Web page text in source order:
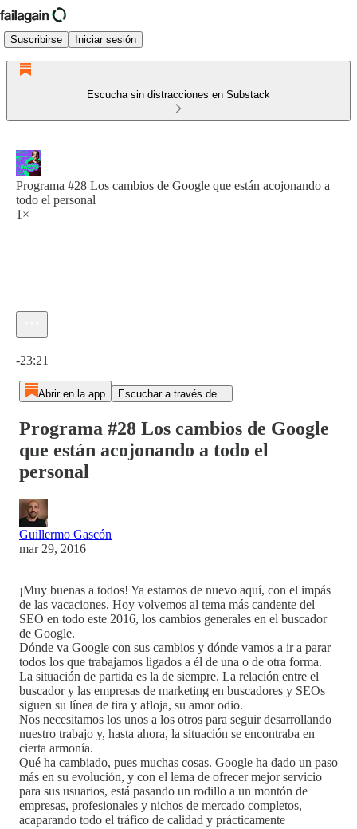
Suscribirse Iniciar sesión
Escucha sin distracciones en Substack
Programa #28 Los cambios de Google que están acojonando a
todo el personal
1×
-23:21
Abrir en la app Escuchar a través de...
Programa #28 Los cambios de Google
que están acojonando a todo el
personal
Guillermo Gascón
mar 29, 2016
¡Muy buenas a todos! Ya estamos de nuevo aquí, con el impás
de las vacaciones. Hoy volvemos al tema más candente del
SEO en todo este 2016, los cambios generales en el buscador
de Google.
Dónde va Google con sus cambios y dónde vamos a ir a parar
todos los que trabajamos ligados a él de una o de otra forma.
La situación de partida es la de siempre. La relación entre el
buscador y las empresas de marketing en buscadores y SEOs
siguen su línea de tira y afloja, su amor odio.
Nos necesitamos los unos a los otros para seguir desarrollando
nuestro trabajo y, hasta ahora, la situación se encontraba en
cierta armonía.
Qué ha cambiado, pues muchas cosas. Google ha dado un paso
más en su evolución, y con el lema de ofrecer mejor servicio
para sus usuarios, está pasando un rodillo a un montón de
empresas, profesionales y nichos de mercado completos,
acaparando todo el tráfico de calidad y prácticamente